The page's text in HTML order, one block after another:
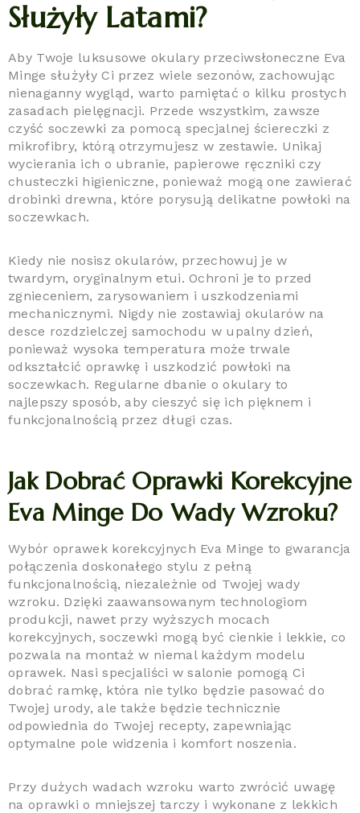
Służyły Latami?
Aby Twoje luksusowe okulary przeciwsłoneczne Eva
Minge służyły Ci przez wiele sezonów, zachowując
nienaganny wygląd, warto pamiętać o kilku prostych
zasadach pielęgnacji. Przede wszystkim, zawsze
czyść soczewki za pomocą specjalnej ściereczki z
mikrofibry, którą otrzymujesz w zestawie. Unikaj
wycierania ich o ubranie, papierowe ręczniki czy
chusteczki higieniczne, ponieważ mogą one zawierać
drobinki drewna, które porysują delikatne powłoki na
soczewkach.
Kiedy nie nosisz okularów, przechowuj je w
twardym, oryginalnym etui. Ochroni je to przed
zgnieceniem, zarysowaniem i uszkodzeniami
mechanicznymi. Nigdy nie zostawiaj okularów na
desce rozdzielczej samochodu w upalny dzień,
ponieważ wysoka temperatura może trwale
odkształcić oprawkę i uszkodzić powłoki na
soczewkach. Regularne dbanie o okulary to
najlepszy sposób, aby cieszyć się ich pięknem i
funkcjonalnością przez długi czas.
Jak Dobrać Oprawki Korekcyjne
Eva Minge Do Wady Wzroku?
Wybór oprawek korekcyjnych Eva Minge to gwarancja
połączenia doskonałego stylu z pełną
funkcjonalnością, niezależnie od Twojej wady
wzroku. Dzięki zaawansowanym technologiom
produkcji, nawet przy wyższych mocach
korekcyjnych, soczewki mogą być cienkie i lekkie, co
pozwala na montaż w niemal każdym modelu
oprawek. Nasi specjaliści w salonie pomogą Ci
dobrać ramkę, która nie tylko będzie pasować do
Twojej urody, ale także będzie technicznie
odpowiednia do Twojej recepty, zapewniając
optymalne pole widzenia i komfort noszenia.
Przy dużych wadach wzroku warto zwrócić uwagę
na oprawki o mniejszej tarczy i wykonane z lekkich